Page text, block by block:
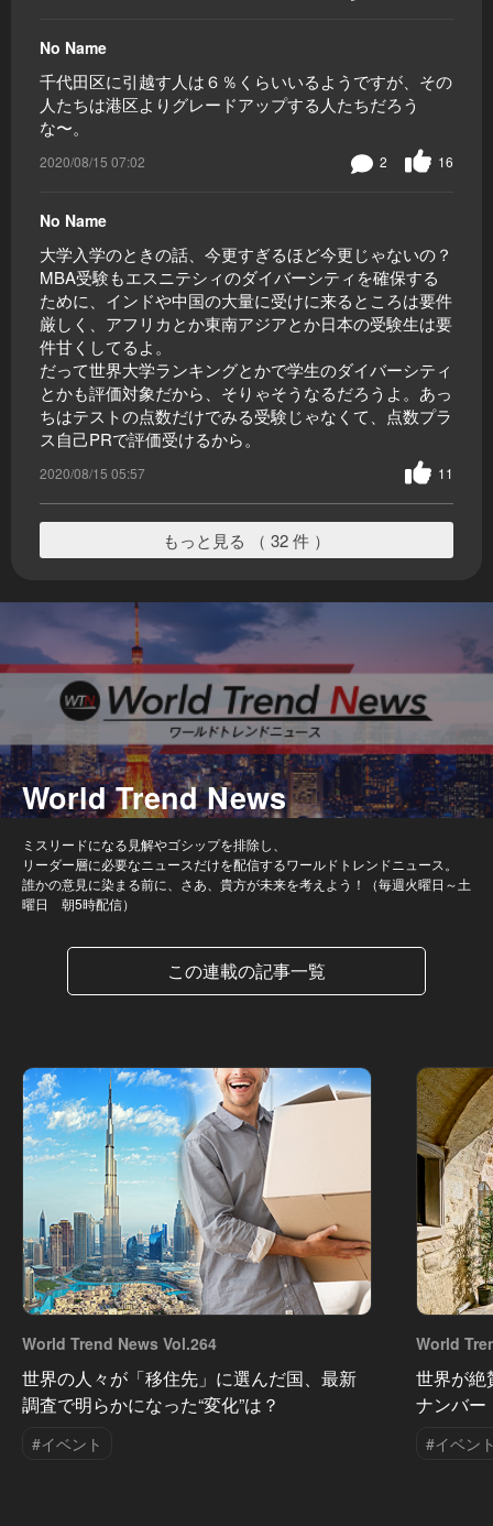
No Name
千代田区に引越す人は６％くらいいるようですが、その
人たちは港区よりグレードアップする人たちだろう
な〜。
2020/08/15 07:02 16
2
No Name
大学入学のときの話、今更すぎるほど今更じゃないの？
MBA受験もエスニテシィのダイバーシティを確保する
ために、インドや中国の大量に受けに来るところは要件
厳しく、アフリカとか東南アジアとか日本の受験生は要
件甘くしてるよ。
だって世界大学ランキングとかで学生のダイバーシティ
とかも評価対象だから、そりゃそうなるだろうよ。あっ
ちはテストの点数だけでみる受験じゃなくて、点数プラ
ス自己PRで評価受けるから。
2020/08/15 05:57 11
もっと見る （ 32 件 ）
World Trend News
ミスリードになる見解やゴシップを排除し、
リーダー層に必要なニュースだけを配信するワールドトレンドニュース。
誰かの意見に染まる前に、さあ、貴方が未来を考えよう！（毎週火曜日～土
曜日 朝5時配信）
この連載の記事一覧
World Trend News Vol.264
世界の人々が「移住先」に選んだ国、最新
調査で明らかになった“変化”は？
#イベント
World
世界が絶
ナンバー
#イベン